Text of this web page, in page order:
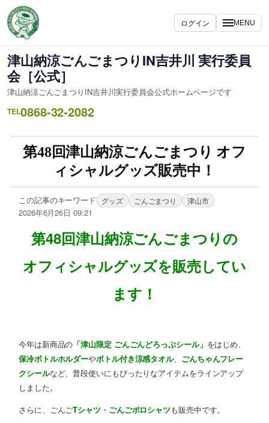
ログイン MENU
津山納涼ごんごまつりIN吉井川 実行委員
会［公式］
津山納涼ごんごまつりIN吉井川実行委員会公式ホームページです
TEL0868-32-2082
第48回津山納涼ごんごまつり オフ
ィシャルグッズ販売中！
この記事のキーワード グッズ ごんごまつり 津山市
2026年6月26日 09:21
第48回津山納涼ごんごまつりの
オフィシャルグッズを販売してい
ます！
今年は新商品の 「津山限定 ごんごんどろっぷシール」 をはじめ、
保冷ボトルホルダーやボトル付き涼感タオル、 ごんちゃんフレー
クシールなど、普段使いにもぴったりなアイテムをラインアップ
しました。
さらに、ごんごTシャツ ・ ごんごポロシャツも販売中です。